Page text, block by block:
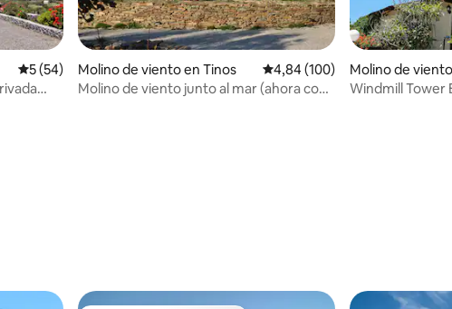
Calificación promedio: 5 de 5. 54 evaluaciones
5 (54)
Molino de viento en Tinos Calificación promedio: 4,84
4,84 (100)
Molino de viento junto al mar (ahora con
Molino de
Windmill Tower